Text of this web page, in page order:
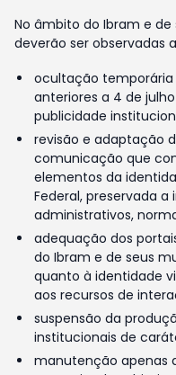
No âmbito do Ibram e
deverão ser observadas
ocultação
anteriores a 4 de
publicidade
revisão e adaptação
comunicação que
elementos da
Federal, preservada
administrativos,
adequação dos
do Ibram e de seus
quanto à identidade
aos recursos de
suspensão da
institucionais de
manutenção apenas